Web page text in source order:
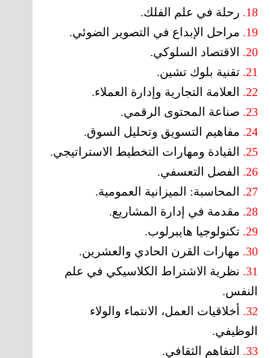
18. رحلة في علم الفلك.
19. مراحل الإبداع في التصوير الضوئي.
20.
الاقتصاد السلوكي.
21. تقنية بلوك تشين.
22.
العلامة التجارية وإدارة العملاء.
23. صناعة المحتوى الرقمي.
24. مفاهيم التسويق وتحليل السوق.
25.
القيادة ومهارات التخطيط الاستراتيجي.
26.
الفصل التعسفي.
27.
المحاسبة: الميزانية العمومية.
28. مقدمة في إدارة المشاريع.
29. تكنولوجيا هايبرلوب.
30. مهارات القرن الحادي والعشرين.
31. نظرية الاشتراط الكلاسيكي في علم
النفس.
32.
أخلاقيات العمل، الانتماء والولاء
الوظيفي.
33.
التفاهم الثقافي.